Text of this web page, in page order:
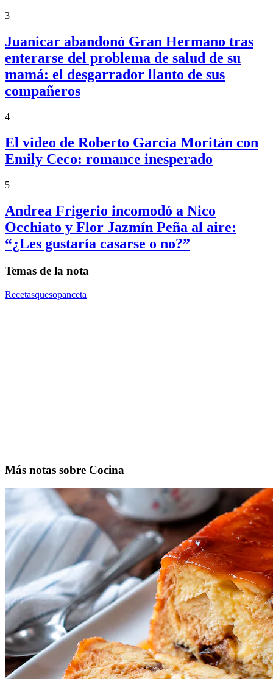
3
Juanicar abandonó Gran Hermano tras
enterarse del problema de salud de su
mamá: el desgarrador llanto de sus
compañeros
4
El video de Roberto García Moritán con
Emily Ceco: romance inesperado
5
Andrea Frigerio incomodó a Nico
Occhiato y Flor Jazmín Peña al aire:
“¿Les gustaría casarse o no?”
Temas de la nota
Recetasquesopanceta
Más notas sobre Cocina